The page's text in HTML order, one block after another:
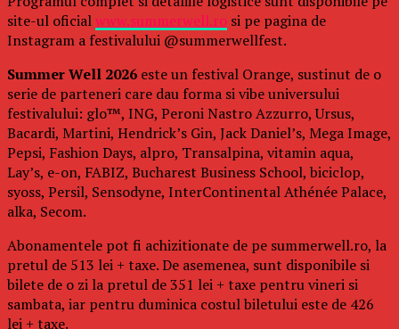
site-ul oficialwww.summerwell.ro si pe pagina de
Instagram a festivalului @summerwellfest.
Summer Well 2026 este un festival Orange, sustinut de o
serie de parteneri care dau forma si vibe universului
festivalului: glo™, ING, Peroni Nastro Azzurro, Ursus,
Bacardi, Martini, Hendrick’s Gin, Jack Daniel’s, Mega Image,
Pepsi, Fashion Days, alpro, Transalpina, vitamin aqua,
Lay’s, e-on, FABIZ, Bucharest Business School, biciclop,
syoss, Persil, Sensodyne, InterContinental Athénée Palace,
alka, Secom.
Abonamentele pot fi achizitionate de pe summerwell.ro, la
pretul de 513 lei + taxe. De asemenea, sunt disponibile si
bilete de o zi la pretul de 351 lei + taxe pentru vineri si
sambata, iar pentru duminica costul biletului este de 426
lei + taxe.